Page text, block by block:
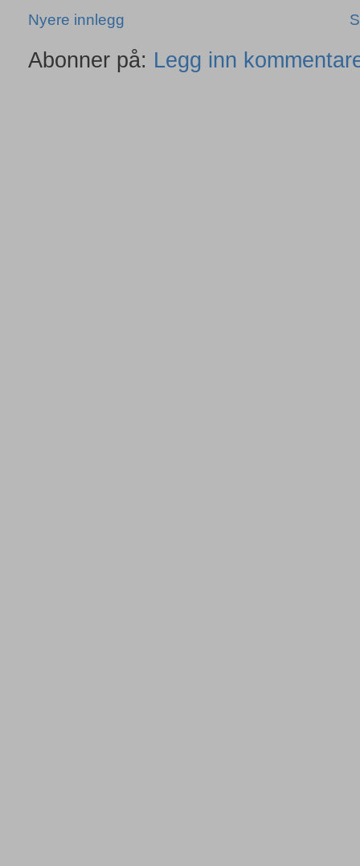
Nyere innlegg
Abonner på: Legg inn